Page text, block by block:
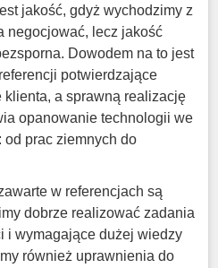
jakość, gdyż wychodzimy z
negocjować, lecz jakość
Dowodem na to jest
potwierdzające
a sprawną realizację
opanowanie technologii we
od prac ziemnych do
w referencjach są
dobrze realizować zadania
i wymagające dużej wiedzy
również uprawnienia do